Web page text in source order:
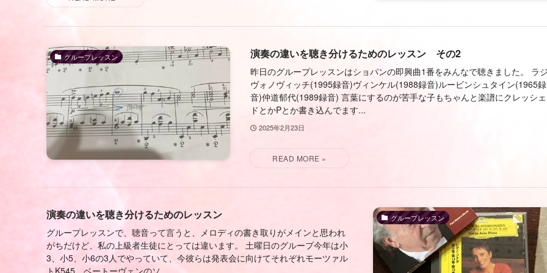
グループレッスン 演奏の違いを聴き分けるためのレッスン その2
昨日のグループレッスンはショパンの即興曲1番をみんなで聴きました。 ラ
ヴォノヴィッチ(1995録音)ヴィンケル(1988録音)ルービンシュタイン(1965録
音)仲道郁代(1989録音) 言葉にするのが苦手な子もちゃんと楽譜にクレッシ
ドとかPとか書き込んでます...
2025年2月23日
グループレッスン
演奏の違いを聴き分けるためのレッスン
グループレッスンで、聴音って言うと、メロディの書き取りがメインと思われ
がちだけど、私の上級者生徒にとっては違います。 土曜日のグループ今年は小
3、小5、小6の3人でやっていて、今彼らは発表会に向けてそれぞれモーツァル